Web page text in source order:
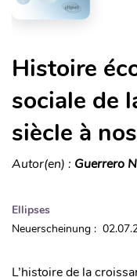
Histoire
sociale de
siècle à
Autor(en) : Guerrero
Ellipses
Neuerscheinung :
L’histoire de la